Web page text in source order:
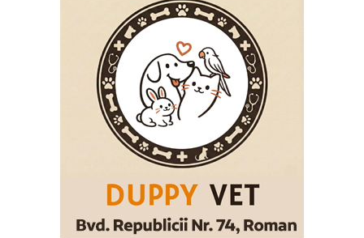
cooperarea dintre instituții și organizațiile cu experiență
pot contribui la protejarea interesului superior al copilului
și la sprijinirea familiilor aflate în această situație”
inspectorul general al Poliției de Frontieră
Române, chestor principal de poliție Cornel Laurian